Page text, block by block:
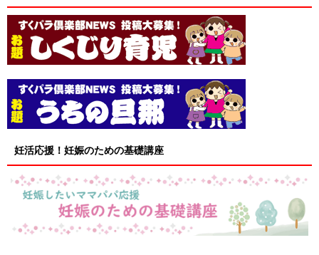
妊活応援！妊娠のための基礎講座